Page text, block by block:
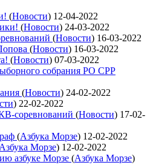
(Новости) 12-04-2022
(Новости) 24-03-2022
(Новости) 16-03-2022
(Новости) 16-03-2022
(Новости) 07-03-2022
собрания РО СРР
(Новости) 24-02-2022
) 22-02-2022
соревнований (Новости) 17-02-
(Азбука Морзе) 12-02-2022
Азбука Морзе) 12-02-2022
азбуке Морзе (Азбука Морзе)